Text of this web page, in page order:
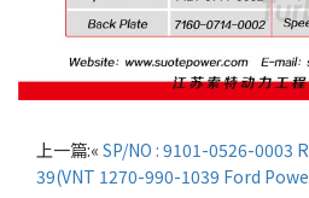
上一篇:« SP/NO : 9101-0526-0003
39(VNT 1270-990-1039 Ford